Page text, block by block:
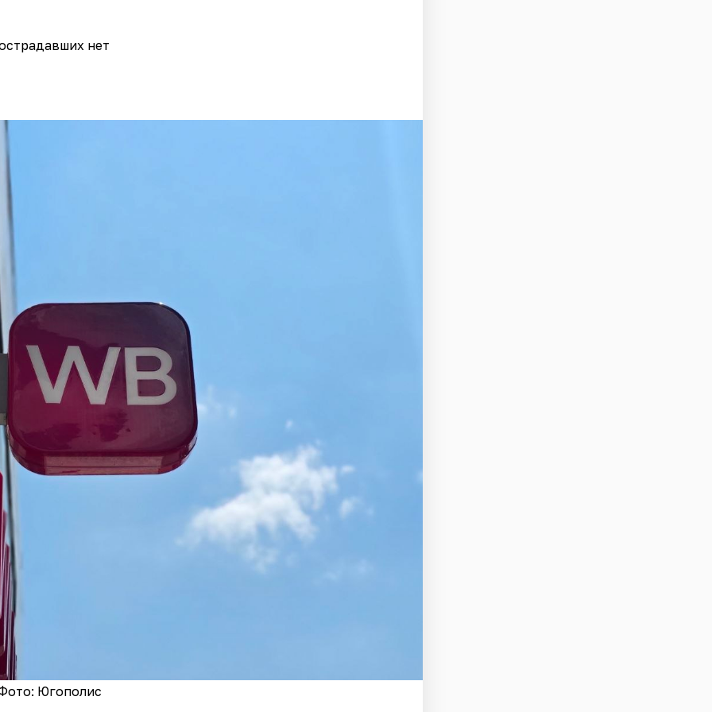
нет
Югополис